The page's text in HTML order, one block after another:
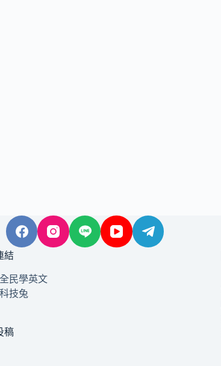
結
全民學英文
科技兔
稿